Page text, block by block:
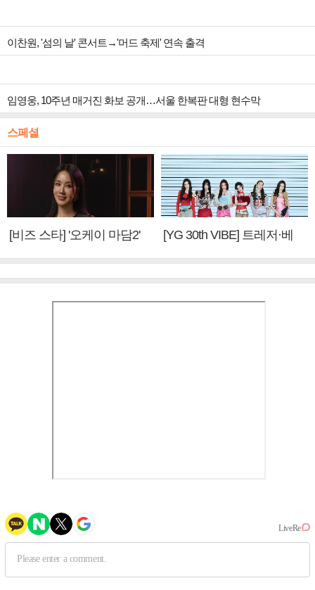
이찬원, '섬의 날' 콘서트→'머드 축제' 연속 출격
임영웅, 10주년 매거진 화보 공개…서울 한복판 대형 현수막
스페셜
[비즈 스타] '오케이 마담2'
[YG 30th VIBE] 트레저·베